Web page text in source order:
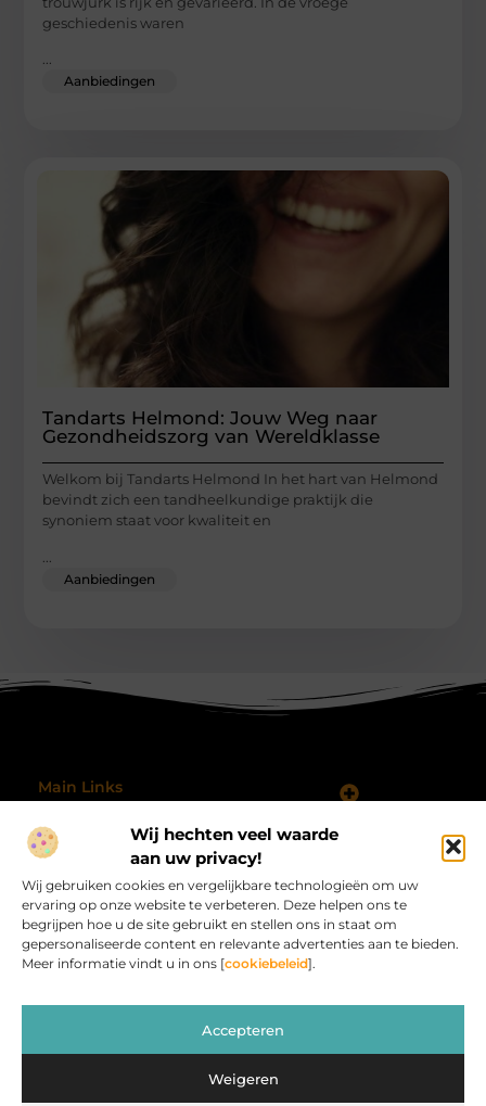
Wij hechten veel waarde
aan uw privacy!
Wij gebruiken cookies en vergelijkbare technologieën om uw
ervaring op onze website te verbeteren. Deze helpen ons te
begrijpen hoe u de site gebruikt en stellen ons in staat om
gepersonaliseerde content en relevante advertenties aan te bieden.
Meer informatie vindt u in ons [cookiebeleid].
Accepteren
Weigeren
geschiedenis waren
...
Aanbiedingen
Tandarts Helmond: Jouw Weg naar
Gezondheidszorg van Wereldklasse
Welkom bij Tandarts Helmond In het hart van Helmond
bevindt zich een tandheelkundige praktijk die
synoniem staat voor kwaliteit en
Aanbiedingen
Main Links
@2025 All Right Reserved.
www.procardvlinders.nl.
Bericht categorie
Procardvlinders.nl – Jouw bron van inspirerende
inspireren.